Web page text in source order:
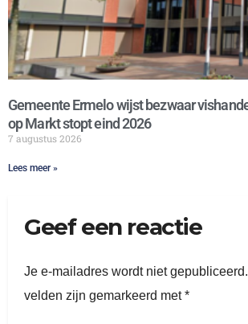
Gemeente Ermelo wijst bezwaar
op Markt stopt eind 2026
7 augustus 2026
Lees meer »
Geef een reactie
Je e-mailadres wordt niet gepubliceerd.
velden zijn gemarkeerd met*